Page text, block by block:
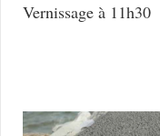
Vernissage à 11h30